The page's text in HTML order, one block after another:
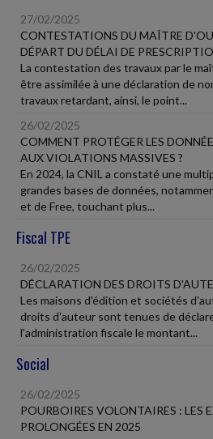
27/02/2025
CONTESTATIONS DU MAÎTRE
DÉPART DU DÉLAI DE
La contestation des travaux par le
être assimilée à une déclaration de
travaux retardant, ainsi, le point...
26/02/2025
COMMENT PROTÉGER LES
AUX VIOLATIONS MASSIVES ?
En 2024, la CNIL a constaté une
grandes bases de données,
et de Free, touchant plus...
Fiscal TPE
26/02/2025
DÉCLARATION DES DROITS
Les maisons d'édition et sociétés
droits d'auteur sont tenues de
l'administration fiscale le montant...
Social
26/02/2025
POURBOIRES VOLONTAIRES : LES
PROLONGÉES EN 2025